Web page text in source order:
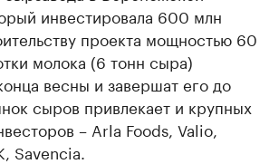
инвестировала 600 млн
проекта мощностью 60
молока (6 тонн сыра)
весны и завершат его до
сыров привлекает и крупных
– Arla Foods, Valio,
Savencia.